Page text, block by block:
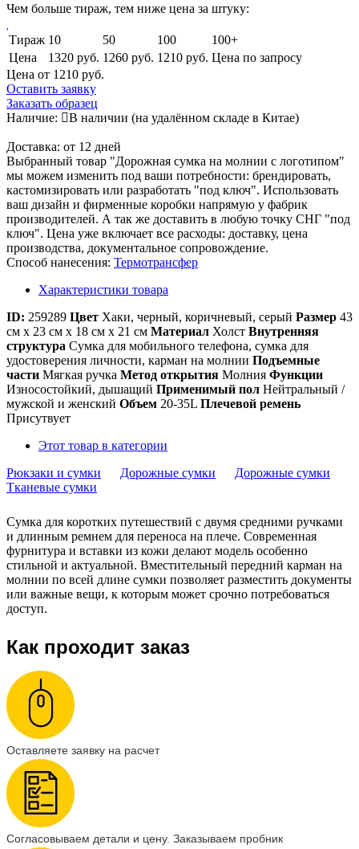
Чем больше тираж, тем ниже цена за штуку:
Тираж 10 50 100
100+
Цена
1320 руб. 1260 руб. 1210 руб. Цена по запросу
Цена от 1210 руб.
Оставить заявку
Заказать образец
Наличие:
В наличии (на удалённом складе в Китае)
Доставка: от 12 дней
Выбранный товар "Дорожная сумка на молнии с логотипом"
мы можем изменить под ваши потребности: брендировать,
кастомизировать или разработать "под ключ". Использовать
ваш дизайн и фирменные коробки напрямую у фабрик
производителей. А так же доставить в любую точку СНГ "под
ключ". Цена уже включает все расходы: доставку, цена
производства, документальное сопровождение.
Способ нанесения: Термотрансфер
Характеристики товара
ID: 259289 Цвет Хаки, черный, коричневый, серый Размер 43
см х 23 см х 18 см х 21 см Материал Холст Внутренняя
структура Сумка для мобильного телефона, сумка для
удостоверения личности, карман на молнии Подъемные
части Мягкая ручка Метод открытия Молния Функции
Износостойкий, дышащий Применимый пол Нейтральный /
мужской и женский Объем 20-35L Плечевой ремень
Присутвует
Этот товар в категории
Рюкзаки и сумки
Дорожные сумки
Дорожные сумки
Тканевые сумки
Сумка для коротких путешествий с двумя средними ручками
и длинным ремнем для переноса на плече. Современная
фурнитура и вставки из кожи делают модель особенно
стильной и актуальной. Вместительный передний карман на
молнии по всей длине сумки позволяет разместить документы
или важные вещи, к которым может срочно потребоваться
доступ.
Как проходит заказ
Оставляете заявку на расчет
Согласовываем детали и цену. Заказываем пробник